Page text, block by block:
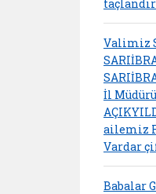
Valimiz
İl
ailemiz
Vardar
Babalar